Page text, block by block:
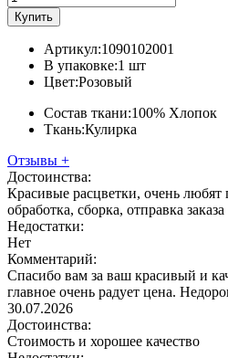
Купить
Артикул:1090102001
В упаковке:1 шт
Цвет:Розовый
Состав ткани:100% Хлопок
Ткань:Кулирка
Отзывы +
Достоинства:
Красивые расцветки, очень любят
обработка, сборка, отправка заказа
Недостатки:
Нет
Комментарий:
Спасибо вам за ваш красивый и
главное очень радует цена.
30.07.2026
Достоинства:
Стоимость и хорошее качество